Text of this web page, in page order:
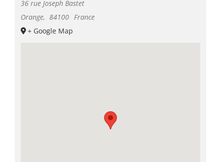
36 rue Joseph Bastet
Orange, 84100 France
+ Google Map